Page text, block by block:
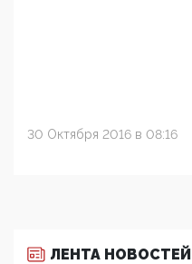
30 Октября 2016 в 08:16
ЛЕНТА НОВОСТЕЙ